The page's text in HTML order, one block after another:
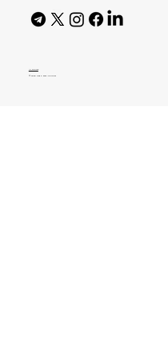
AI Policy
© 2026 High Bar Journal